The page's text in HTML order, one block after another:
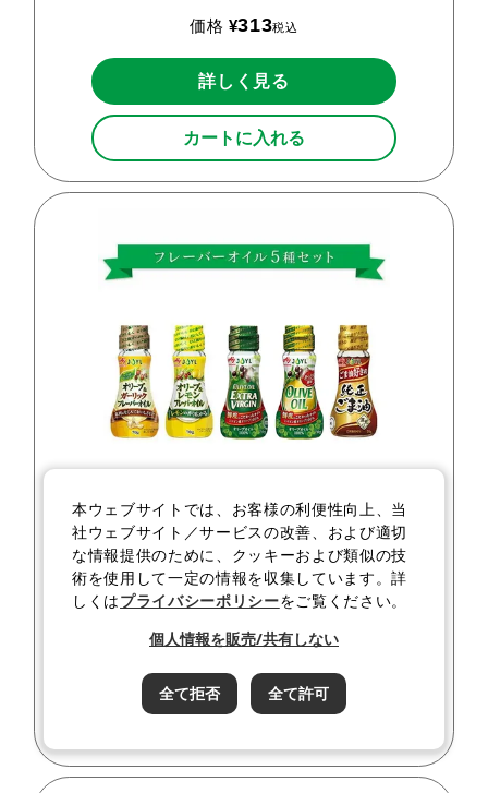
価格 ¥313税込
詳しく見る
カートに入れる
料理を簡単にするフレーバーオイル！
フレーバーオイル5種セットオリーブ＆ごま油
価格 ¥1,366 税込
本ウェブサイトでは、お客様の利便性向上、当
社ウェブサイト／サービスの改善、および適切
な情報提供のために、クッキーおよび類似の技
術を使用して一定の情報を収集しています。詳
しくはプライバシーポリシーをご覧ください。
個人情報を販売/共有しない
全て拒否 全て許可